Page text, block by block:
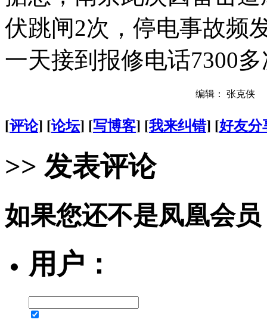
伏跳闸2次，停电事故频
一天接到报修电话7300
编辑： 张克侠
[评论] [论坛] [写博客] [我来纠错] [好友分
>> 发表评论
如果您还不是凤凰会
用户：